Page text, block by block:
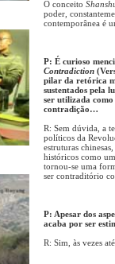
O conceito
poder,
contemporânea é
P: É curioso
Contradiction
pilar da retórica
sustentados pela
ser utilizada
contradição…
R: Sem dúvida, a
políticos da
estruturas
históricos como
tornou-se uma
ser contraditório
P: Apesar dos
acaba por ser
R: Sim, às vezes